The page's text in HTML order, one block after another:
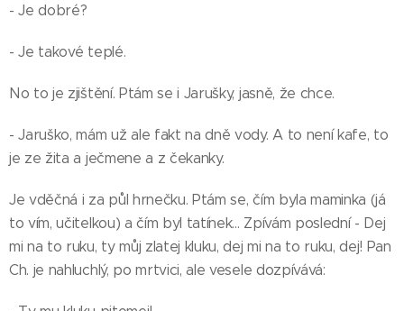
- Je dobré?
- Je takové teplé.
No to je zjištění. Ptám se i Jarušky, jasně, že chce.
- Jaruško, mám už ale fakt na dně vody. A to není kafe, to
je ze žita a ječmene a z čekanky.
Je vděčná i za půl hrnečku. Ptám se, čím byla maminka (já
to vím, učitelkou) a čím byl tatínek... Zpívám poslední - Dej
mi na to ruku, ty můj zlatej kluku, dej mi na to ruku, dej! Pan
Ch. je nahluchlý, po mrtvici, ale vesele dozpívává: